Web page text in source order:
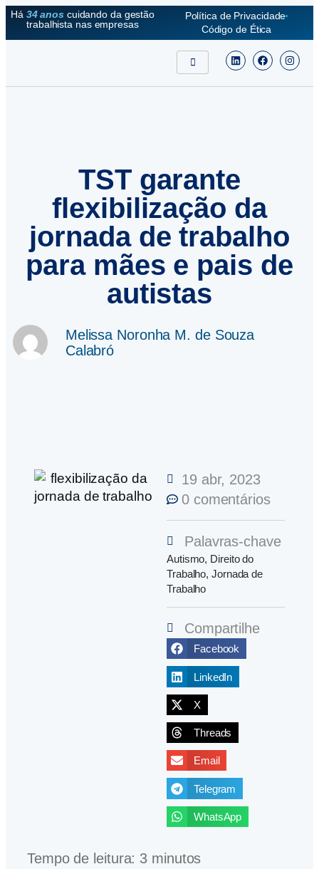
Há 34 anoscuidando da gestão
trabalhista nas empresas
Política de Privacidade
Código de Ética
TST garante
flexibilização da
jornada de trabalho
para mães e pais de
autistas
Melissa Noronha M. de Souza
Calabró
19 abr, 2023
0 comentários
Palavras-chave
Autismo, Direito do
Trabalho,Jornada de
Trabalho
Compartilhe
Facebook
LinkedIn
X
Threads
Email
Telegram
WhatsApp
Tempo de leitura: 3 minutos